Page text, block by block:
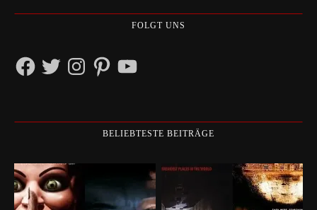
FOLGT UNS
FacebookTwitterInstagramPinterestYouTube
BELIEBTESTE BEITRÄGE